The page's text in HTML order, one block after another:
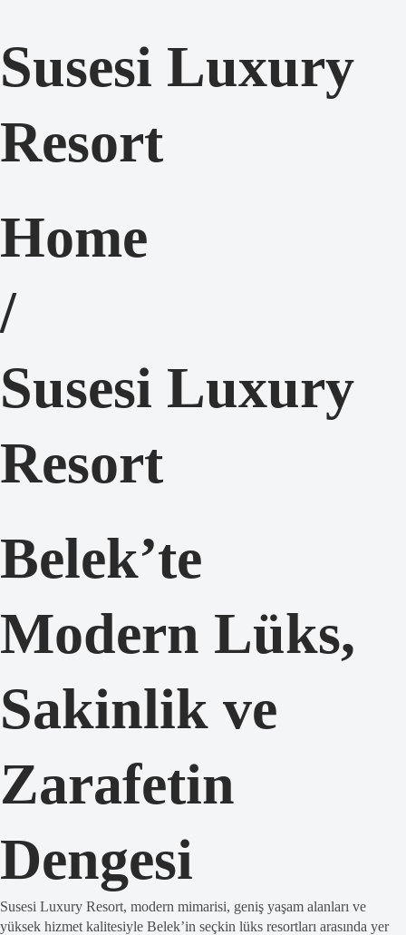
Susesi Luxury
Resort
Home
/
Susesi Luxury
Resort
Belek’te
Modern Lüks,
Sakinlik ve
Zarafetin
Dengesi
Susesi Luxury Resort, modern mimarisi, geniş yaşam alanları ve
yüksek hizmet kalitesiyle Belek’in seçkin lüks resortları arasında yer